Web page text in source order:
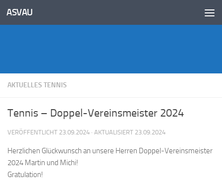
springen
Unter dem Inhalt
ASVAU
AKTUELLES TENNIS
Tennis – Doppel-Vereinsmeister 2024
VERÖFFENTLICHT 23.09.2024 · AKTUALISIERT 23.09.2024
Herzlichen Glückwunsch an unsere Herren Doppel-Vereinsmeister
2024 Martin und Michi!
Gratulation!